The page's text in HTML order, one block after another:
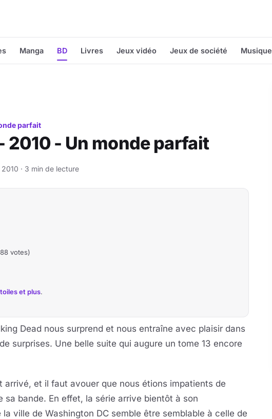
Manga BD Livres Jeux vidéo Jeux de société Musique
parfait
2010 - Un monde parfait
2010 · 3 min de lecture
votes)
et plus.
Dead nous surprend et nous entraîne avec plaisir dans
surprises. Une belle suite qui augure un tome 13 encore
arrivé, et il faut avouer que nous étions impatients de
sa bande. En effet, la série arrive bientôt à son
ville de Washington DC semble être semblable à celle de